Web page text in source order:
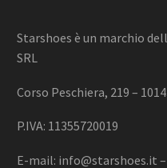
Starshoes è un marchio
SRL
Corso Peschiera, 219 –
P.IVA: 11355720019
E-mail: info@starshoes.it